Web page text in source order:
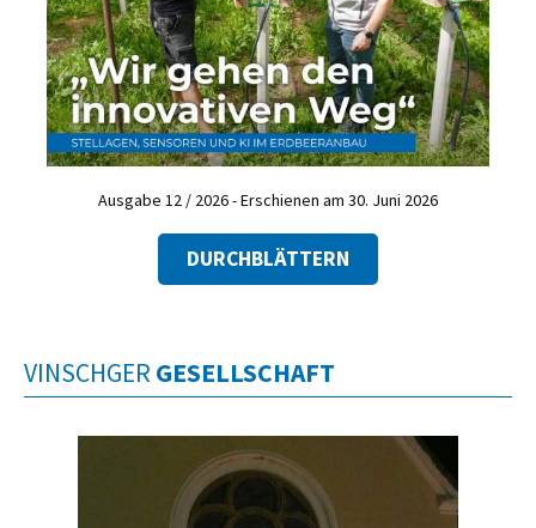
Ausgabe 12 / 2026 - Erschienen am 30. Juni 2026
DURCHBLÄTTERN
VINSCHGER GESELLSCHAFT